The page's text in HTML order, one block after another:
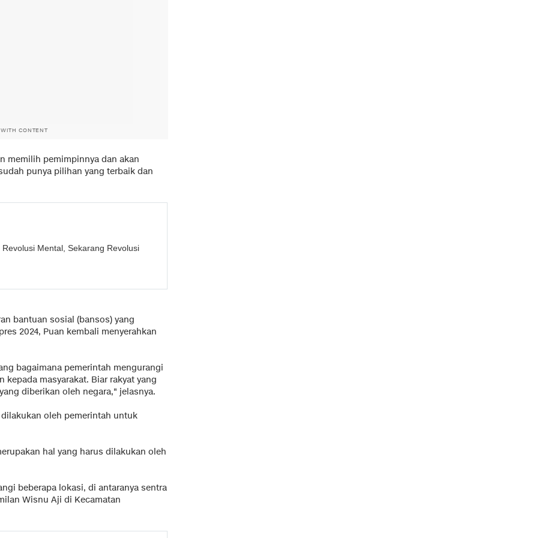
CONTENT
memilih pemimpinnya dan akan
punya pilihan yang terbaik dan
Mental, Sekarang Revolusi
bantuan sosial (bansos) yang
2024, Puan kembali menyerahkan
bagaimana pemerintah mengurangi
masyarakat. Biar rakyat yang
diberikan oleh negara," jelasnya.
oleh pemerintah untuk
hal yang harus dilakukan oleh
beberapa lokasi, di antaranya sentra
Wisnu Aji di Kecamatan